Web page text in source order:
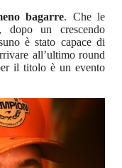
bagarre. Che le
dopo un crescendo
è stato capace di
all’ultimo round
il titolo è un evento